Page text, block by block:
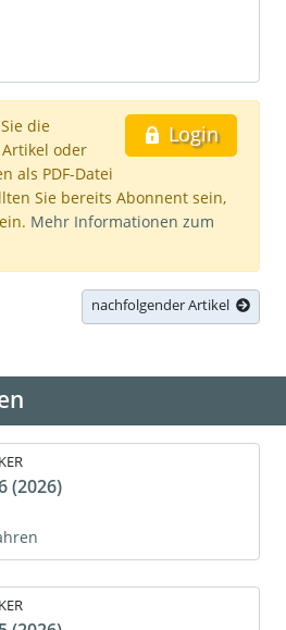
Login
die
oder
als PDF-Datei
Sie bereits Abonnent sein,
Mehr Informationen zum
nachfolgender Artikel
(2026)